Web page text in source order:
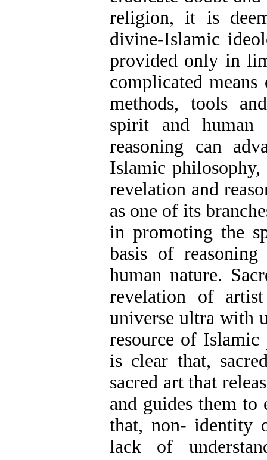
religion, it is
divine-Islamic
provided only in
complicated
methods, tools
spirit and
reasoning can
Islamic
revelation and
as one of its
in promoting the
basis of
human nature.
revelation of
universe ultra with
resource of
is clear that,
sacred art that
and guides them
that, non- identity
lack of